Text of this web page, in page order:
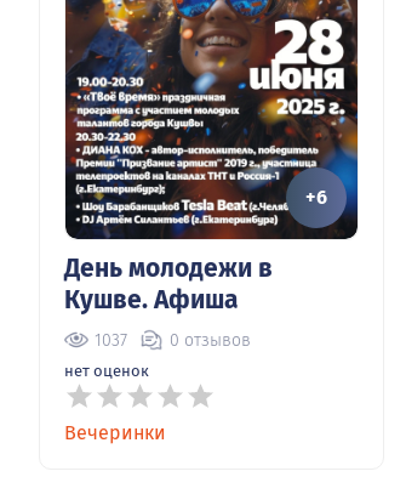
+6
День молодежи в
Кушве. Афиша
1037 0 отзывов
нет оценок
Вечеринки